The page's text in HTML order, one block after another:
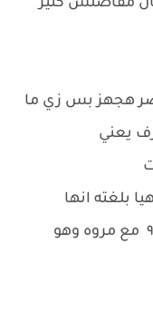
مفاضلش كتير
هجهز بس زي ما
يعني
بلغته انها
هتقفل علشان هتعمل البروفه رقم ٩ مع مروه وهو